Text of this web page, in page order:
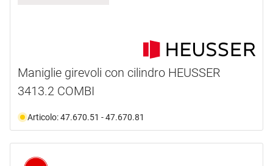
non più disponibile
Maniglie girevoli con cilindro HEUSSER
3413.2 COMBI
Articolo: 47.670.51 - 47.670.81